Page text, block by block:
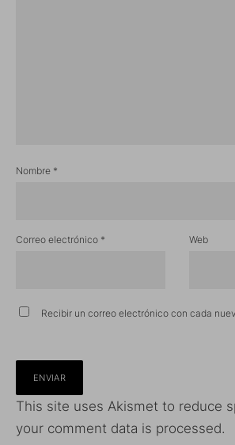
Nombre *
Correo electrónico * Web
Recibir un correo electrónico con cada
This site uses Akismet to reduce
your comment data is processed.